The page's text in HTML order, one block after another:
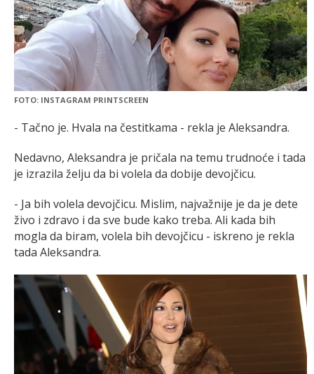
FOTO: INSTAGRAM PRINTSCREEN
- Tačno je. Hvala na čestitkama - rekla je Aleksandra.
Nedavno, Aleksandra je pričala na temu trudnoće i tada
je izrazila želju da bi volela da dobije devojčicu.
- Ja bih volela devojčicu. Mislim, najvažnije je da je dete
živo i zdravo i da sve bude kako treba. Ali kada bih
mogla da biram, volela bih devojčicu - iskreno je rekla
tada Aleksandra.